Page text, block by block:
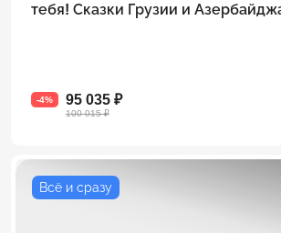
тебя! Сказки Грузии и
-4% 95 035 ₽
100 015 ₽
Всё и сразу